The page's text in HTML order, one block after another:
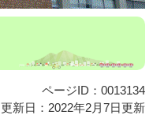
ページID：0013134
更新日：2022年2月7日更新